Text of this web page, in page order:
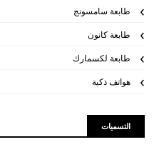
طابعة سامسونج
طابعة كانون
طابعة لكسمارك
هواتف ذكية
التسميات